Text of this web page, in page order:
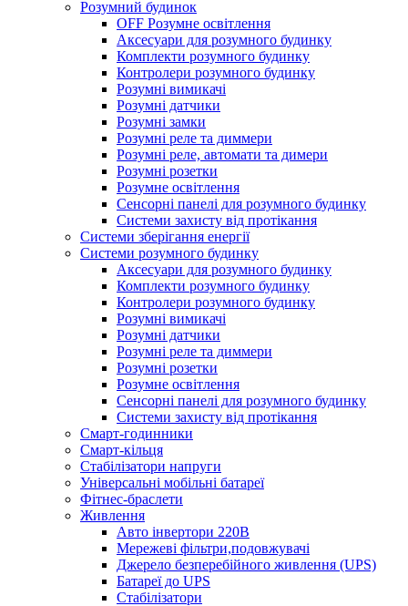
Розумний будинок
OFF Розумне освітлення
Аксесуари для розумного будинку
Комплекти розумного будинку
Контролери розумного будинку
Розумні вимикачі
Розумні датчики
Розумні замки
Розумні реле та диммери
Розумні реле, автомати та димери
Розумні розетки
Розумне освітлення
Сенсорні панелі для розумного будинку
Системи захисту від протікання
Системи зберігання енергії
Системи розумного будинку
Аксесуари для розумного будинку
Комплекти розумного будинку
Контролери розумного будинку
Розумні вимикачі
Розумні датчики
Розумні реле та диммери
Розумні розетки
Розумне освітлення
Сенсорні панелі для розумного будинку
Системи захисту від протікання
Смарт-годинники
Смарт-кільця
Стабілізатори напруги
Універсальні мобільні батареї
Фітнес-браслети
Живлення
Авто інвертори 220В
Мережеві фільтри,подовжувачі
Джерело безперебійного живлення (UPS)
Батареї до UPS
Стабілізатори